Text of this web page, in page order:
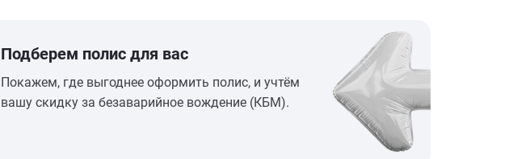
Подберем полис для вас
Покажем, где выгоднее оформить полис, и учтём
вашу скидку за безаварийное вождение (КБМ).